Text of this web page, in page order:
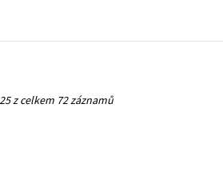
z celkem 72 záznamů